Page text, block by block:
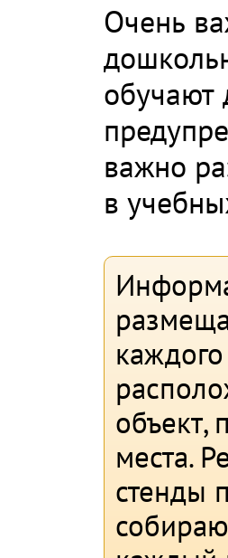
Очень
обучают
важно
в
объект,
места.
стенды